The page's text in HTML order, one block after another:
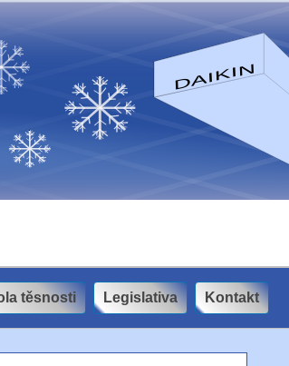
těsnosti Legislativa Kontakt